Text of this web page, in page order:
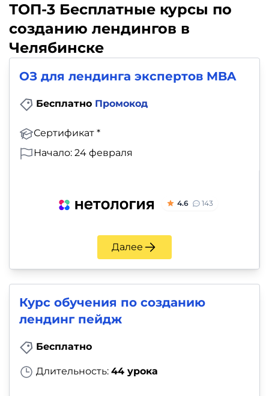
ТОП-3 Бесплатные курсы по
созданию лендингов в
Челябинске
ОЗ для лендинга экспертов MBA
Бесплатно Промокод
Сертификат *
Начало: 24 февраля
4.6 143
Далее
Курс обучения по созданию
лендинг пейдж
Бесплатно
Длительность: 44 урока